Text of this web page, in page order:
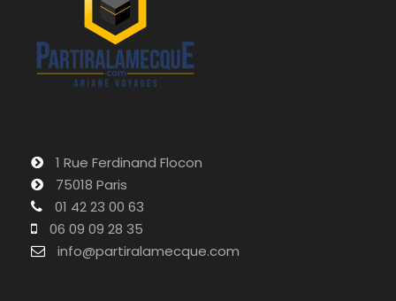
1 Rue Ferdinand Flocon
75018 Paris
01 42 23 00 63
06 09 09 28 35
info@partiralamecque.com